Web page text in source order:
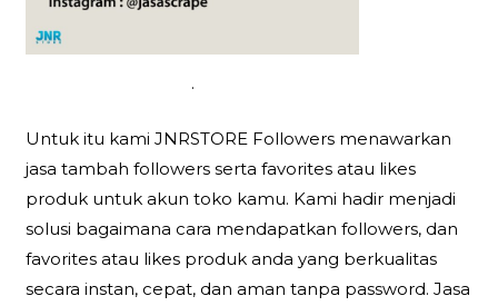
.
Untuk itu kami JNRSTORE Followers menawarkan
jasa tambah followers serta favorites atau likes
produk untuk akun toko kamu. Kami hadir menjadi
solusi bagaimana cara mendapatkan followers, dan
favorites atau likes produk anda yang berkualitas
secara instan, cepat, dan aman tanpa password. Jasa